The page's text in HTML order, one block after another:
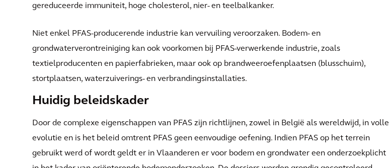
gereduceerde immuniteit, hoge cholesterol, nier- en teelbalkanker.
Niet enkel PFAS-producerende industrie kan vervuiling veroorzaken. Bodem- en
grondwaterverontreiniging kan ook voorkomen bij PFAS-verwerkende industrie, zoals
textielproducenten en papierfabrieken, maar ook op brandweeroefenplaatsen (blusschuim),
stortplaatsen, waterzuiverings- en verbrandingsinstallaties.
Huidig beleidskader
Door de complexe eigenschappen van PFAS zijn richtlijnen, zowel in België als wereldwijd, in volle
evolutie en is het beleid omtrent PFAS geen eenvoudige oefening. Indien PFAS op het terrein
gebruikt werd of wordt geldt er in Vlaanderen er voor bodem en grondwater een onderzoekplicht